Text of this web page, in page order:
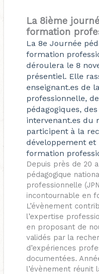
La 8ième
formation
La 8e Journée
formation
déroulera le 8
présentiel. Elle
enseignant.es de
professionnelle,
pédagogiques,
intervenant.es du
participent à la
développement et
formation
Depuis près de 20
pédagogique
professionnelle
incontournable en
L’évènement
l’expertise
en proposant de
validés par la
d’expériences
documentées.
l’évènement réunit